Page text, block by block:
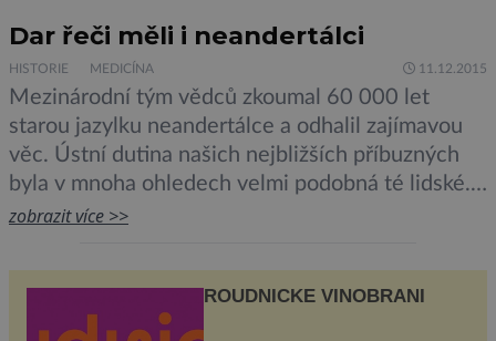
obtížné. Tým badatelů z Centra pro teoretická
studia UK a AV ČR, […]
Dar řeči měli i neandertálci
HISTORIE MEDICÍNA 11.12.2015
Mezinárodní tým vědců zkoumal 60 000 let
starou jazylku neandertálce a odhalil zajímavou
věc. Ústní dutina našich nejbližších příbuzných
byla v mnoha ohledech velmi podobná té lidské.
Funkcí drobné kosti, která se nachází mezi bradou
poloha jazyka přitom hraje klíčovou roli pro
správnou výslovnost. Lidé se od pradávna
považují […]
zobrazit více >>
ROUDNICKÉ VINOBRANÍ